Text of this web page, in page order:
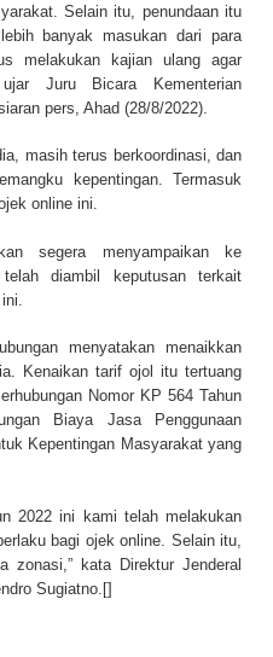
Selain itu, penundaan itu
banyak masukan dari para
melakukan kajian ulang agar
Juru Bicara Kementerian
pers, Ahad (28/8/2022).
masih terus berkoordinasi, dan
kepentingan. Termasuk
online ini.
segera menyampaikan ke
diambil keputusan terkait
menyatakan menaikkan
Kenaikan tarif ojol itu tertuang
Nomor KP 564 Tahun
Biaya Jasa Penggunaan
Kepentingan Masyarakat yang
2022 ini kami telah melakukan
bagi ojek online. Selain itu,
zonasi,” kata Direktur Jenderal
Sugiatno.[]